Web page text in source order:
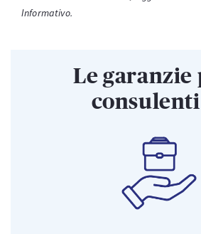
Informativo.
Le garanzie